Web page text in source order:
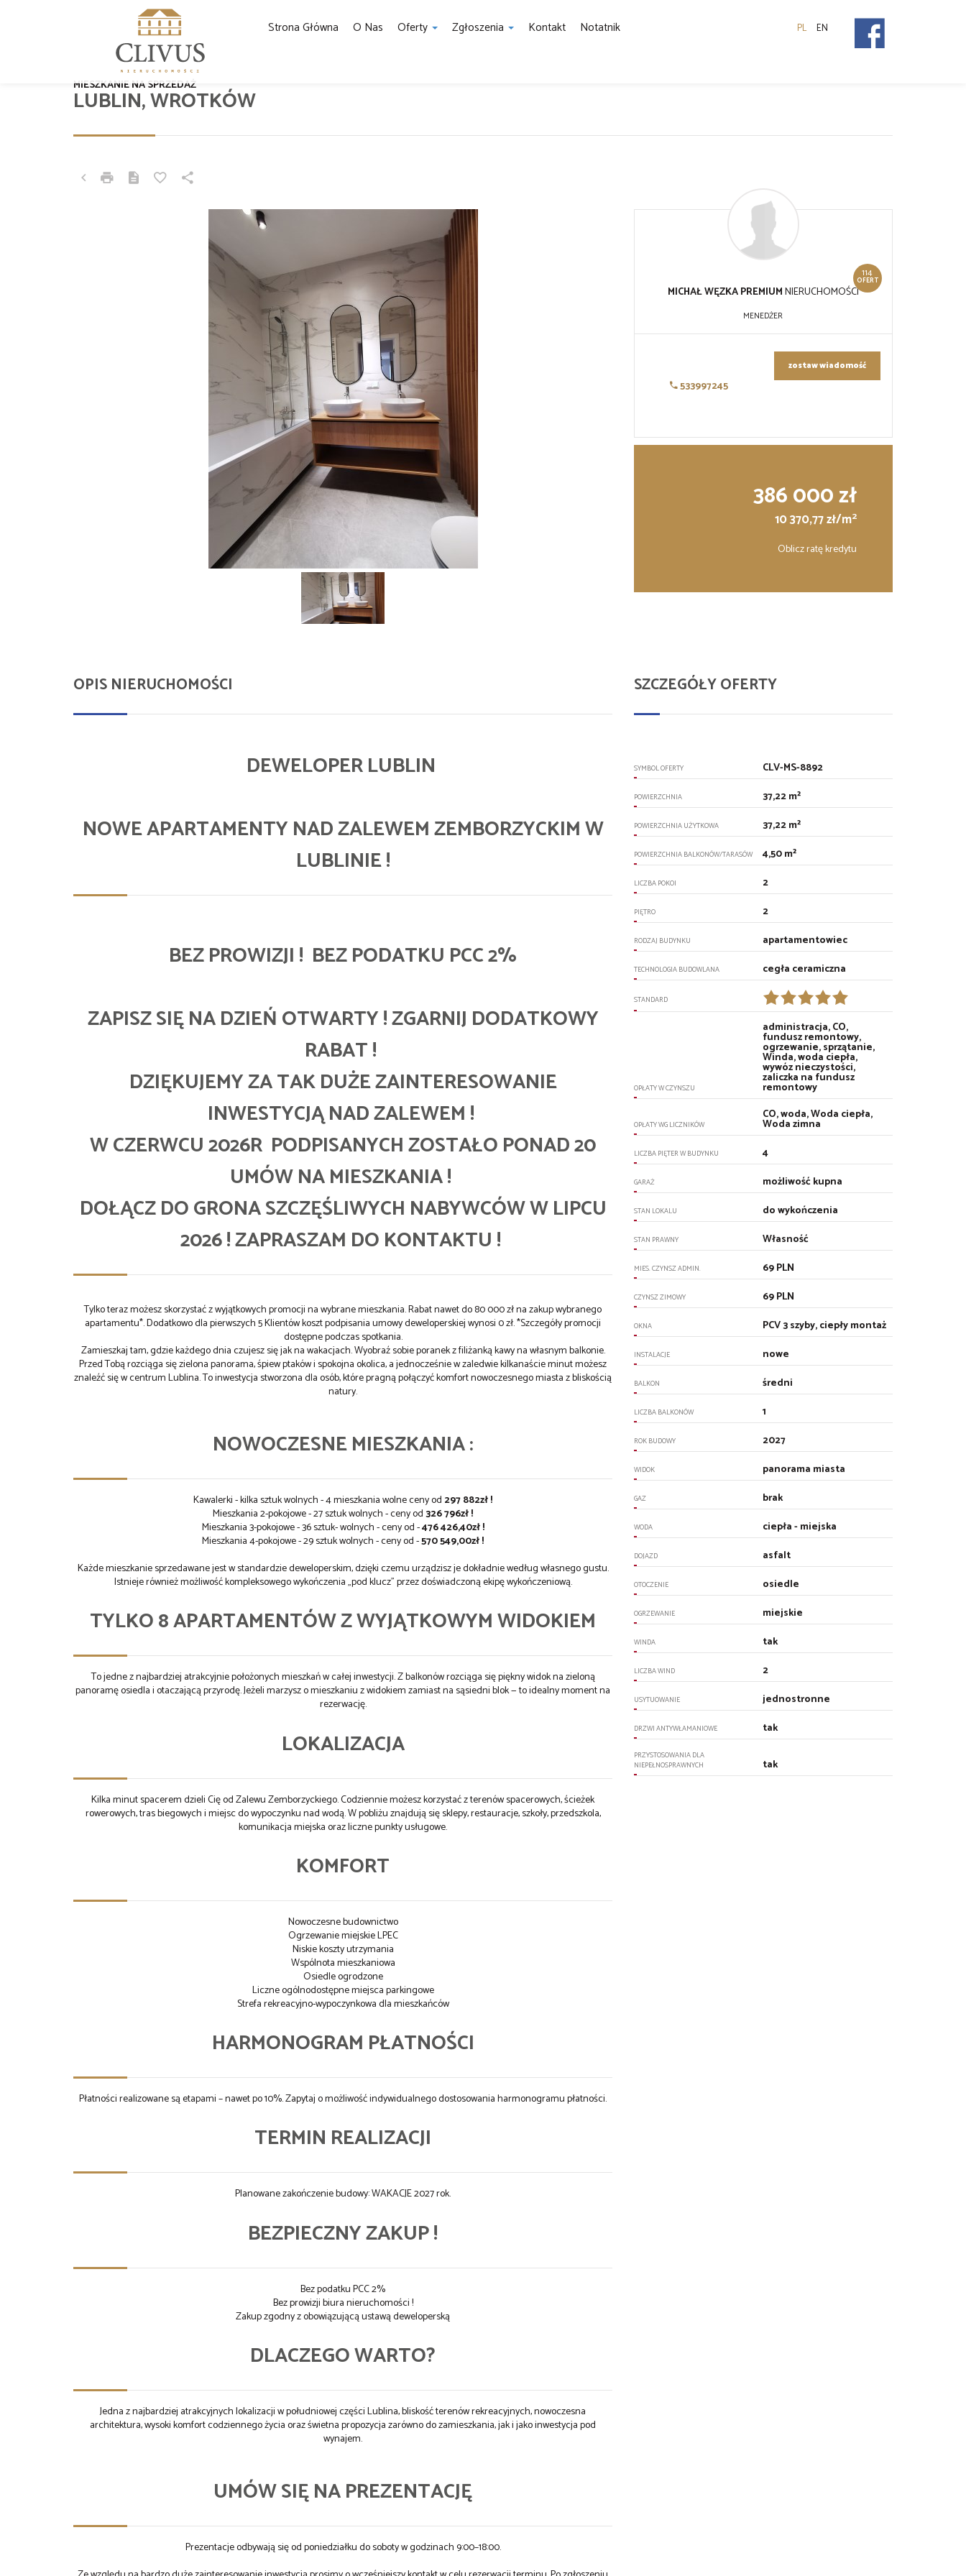
Strona Główna O Nas Oferty Zgłoszenia Kontakt Notatnik PL EN
LUBLIN, WROTKÓW
MIESZKANIE NA SPRZEDAŻ
114
OFERT
MICHAŁ WĘZKA PREMIUMNIERUCHOMOŚCI
MENEDŻER
533997245
zostaw wiadomość
386 000 zł
10 370,77 zł/m2
Oblicz ratę kredytu
OPIS NIERUCHOMOŚCI
DEWELOPER LUBLIN
NOWE APARTAMENTY NAD ZALEWEM ZEMBORZYCKIM W
LUBLINIE !
BEZ PROWIZJI ! BEZ PODATKU PCC 2%
ZAPISZ SIĘ NA DZIEŃ OTWARTY ! ZGARNIJ DODATKOWY
RABAT !
DZIĘKUJEMY ZA TAK DUŻE ZAINTERESOWANIE
INWESTYCJĄ NAD ZALEWEM !
W CZERWCU 2026R PODPISANYCH ZOSTAŁO PONAD 20
UMÓW NA MIESZKANIA !
DOŁĄCZ DO GRONA SZCZĘŚLIWYCH NABYWCÓW W LIPCU
2026 ! ZAPRASZAM DO KONTAKTU !
Tylko teraz możesz skorzystać z wyjątkowych promocji na wybrane mieszkania. Rabat nawet do 80 000 zł na zakup wybranego
apartamentu*. Dodatkowo dla pierwszych 5 Klientów koszt podpisania umowy deweloperskiej wynosi 0 zł. *Szczegóły promocji
dostępne podczas spotkania.
Zamieszkaj tam, gdzie każdego dnia czujesz się jak na wakacjach. Wyobraź sobie poranek z filiżanką kawy na własnym balkonie.
Przed Tobą rozciąga się zielona panorama, śpiew ptaków i spokojna okolica, a jednocześnie w zaledwie kilkanaście minut możesz
znaleźć się w centrum Lublina. To inwestycja stworzona dla osób, które pragną połączyć komfort nowoczesnego miasta z bliskością
natury.
NOWOCZESNE MIESZKANIA :
Kawalerki - kilka sztuk wolnych - 4 mieszkania wolne ceny od 297 882zł !
Mieszkania 2-pokojowe - 27 sztuk wolnych - ceny od326 796zł !
Mieszkania 3-pokojowe - 36 sztuk- wolnych - ceny od -476 426,40zł !
Mieszkania 4-pokojowe - 29 sztuk wolnych - ceny od -570 549,00zł !
Każde mieszkanie sprzedawane jest w standardzie deweloperskim, dzięki czemu urządzisz je dokładnie według własnego gustu.
Istnieje również możliwość kompleksowego wykończenia „pod klucz” przez doświadczoną ekipę wykończeniową.
TYLKO 8 APARTAMENTÓW Z WYJĄTKOWYM WIDOKIEM
To jedne z najbardziej atrakcyjnie położonych mieszkań w całej inwestycji. Z balkonów rozciąga się piękny widok na zieloną
panoramę osiedla i otaczającą przyrodę. Jeżeli marzysz o mieszkaniu z widokiem zamiast na sąsiedni blok — to idealny moment na
rezerwację.
LOKALIZACJA
Kilka minut spacerem dzieli Cię od Zalewu Zemborzyckiego. Codziennie możesz korzystać z terenów spacerowych, ścieżek
rowerowych, tras biegowych i miejsc do wypoczynku nad wodą. W pobliżu znajdują się sklepy, restauracje, szkoły, przedszkola,
komunikacja miejska oraz liczne punkty usługowe.
KOMFORT
Nowoczesne budownictwo
Ogrzewanie miejskie LPEC
Niskie koszty utrzymania
Wspólnota mieszkaniowa
Osiedle ogrodzone
Liczne ogólnodostępne miejsca parkingowe
Strefa rekreacyjno-wypoczynkowa dla mieszkańców
HARMONOGRAM PŁATNOŚCI
Płatności realizowane są etapami – nawet po 10%. Zapytaj o możliwość indywidualnego dostosowania harmonogramu płatności.
TERMIN REALIZACJI
Planowane zakończenie budowy: WAKACJE 2027 rok.
BEZPIECZNY ZAKUP !
Bez podatku PCC 2%
Bez prowizji biura nieruchomości !
Zakup zgodny z obowiązującą ustawą deweloperską
DLACZEGO WARTO?
Jedna z najbardziej atrakcyjnych lokalizacji w południowej części Lublina, bliskość terenów rekreacyjnych, nowoczesna
architektura, wysoki komfort codziennego życia oraz świetna propozycja zarówno do zamieszkania, jak i jako inwestycja pod
wynajem.
UMÓW SIĘ NA PREZENTACJĘ
Prezentacje odbywają się od poniedziałku do soboty w godzinach 9:00–18:00.
SZCZEGÓŁY OFERTY
SYMBOL OFERTY CLV-MS-8892
POWIERZCHNIA 37,22 m²
POWIERZCHNIA UŻYTKOWA 37,22 m²
POWIERZCHNIA BALKONÓW/TARASÓW 4,50 m²
LICZBA POKOI 2
PIĘTRO 2
RODZAJ BUDYNKU apartamentowiec
TECHNOLOGIA BUDOWLANA cegła ceramiczna
STANDARD
OPŁATY W CZYNSZU
administracja, CO,
fundusz remontowy,
ogrzewanie, sprzątanie,
Winda, woda ciepła,
wywóz nieczystości,
zaliczka na fundusz
remontowy
OPŁATY WG LICZNIKÓW
CO, woda, Woda ciepła,
Woda zimna
LICZBA PIĘTER W BUDYNKU 4
GARAŻ możliwość kupna
STAN LOKALU do wykończenia
STAN PRAWNY Własność
MIES. CZYNSZ ADMIN. 69 PLN
CZYNSZ ZIMOWY 69 PLN
OKNA PCV 3 szyby, ciepły montaż
INSTALACJE nowe
BALKON średni
LICZBA BALKONÓW 1
ROK BUDOWY 2027
WIDOK panorama miasta
GAZ brak
WODA ciepła - miejska
DOJAZD asfalt
OTOCZENIE osiedle
OGRZEWANIE miejskie
WINDA tak
LICZBA WIND 2
USYTUOWANIE jednostronne
DRZWI ANTYWŁAMANIOWE tak
PRZYSTOSOWANIA DLA
NIEPEŁNOSPRAWNYCH
tak